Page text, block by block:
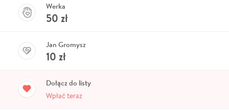
Werka
50 zł
Jan Gromysz
10 zł
Dołącz do listy
Wpłać teraz